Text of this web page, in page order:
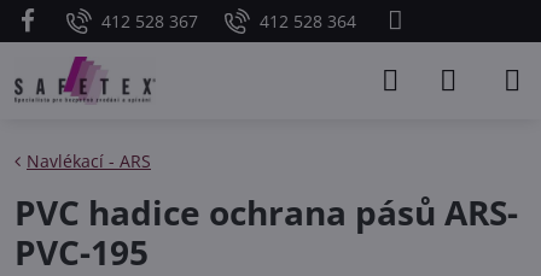
412 528 367 412 528 364
Navlékací - ARS
PVC hadice ochrana pásů ARS-
PVC-195